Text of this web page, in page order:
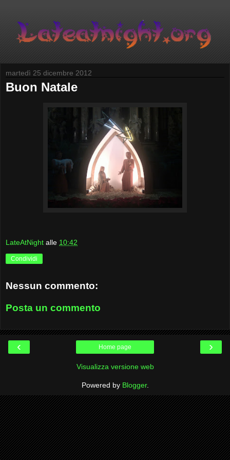
martedì 25 dicembre 2012
Buon Natale
LateAtNight alle 10:42
Condividi
Nessun commento:
Posta un commento
‹ ›
Home page
Visualizza versione web
Powered by Blogger.